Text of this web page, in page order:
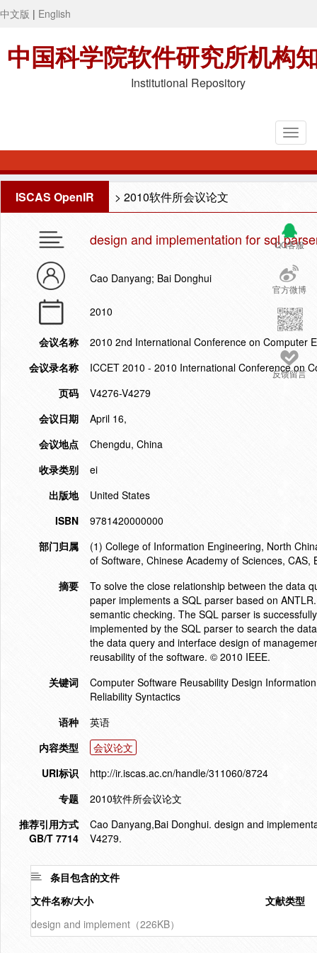
中文版 | English
中国科学院软件研究所机构
Institutional Repository
ISCAS OpenIR > 2010软件所会议论文
QQ客服
官方微博
反馈留言
design and implementation for sql
Cao Danyang; Bai Donghui
2010
会议名称
2010 2nd International Conference on Computer
会议录名称
ICCET 2010 - 2010 International Conference on
页码
V4276-V4279
会议日期
April 16,
会议地点
Chengdu, China
收录类别
ei
出版地
United States
ISBN
9781420000000
部门归属
(1) College of Information Engineering, North
of Software, Chinese Academy of Sciences, CAS,
摘要
To solve the close relationship between the data
paper implements a SQL parser based on
semantic checking. The SQL parser is
implemented by the SQL parser to search the
the data query and interface design of
reusability of the software. © 2010 IEEE.
关键词
Computer Software Reusability Design
Reliability Syntactics
语种
英语
内容类型
会议论文
URI标识
http://ir.iscas.ac.cn/handle/311060/8724
专题
2010软件所会议论文
推荐引用方式
GB/T 7714
Cao Danyang,Bai Donghui. design and
V4279.
条目包含的文件
文件名称/大小
文献类型
design and implement（226KB）